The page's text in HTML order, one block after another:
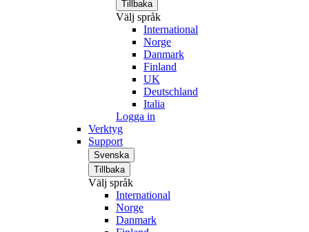
Tillbaka
Välj språk
International
Norge
Danmark
Finland
UK
Deutschland
Italia
Logga in
Verktyg
Support
Svenska
Tillbaka
Välj språk
International
Norge
Danmark